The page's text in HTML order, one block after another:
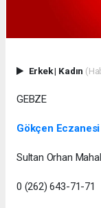
Erkek| Kadın
GEBZE
Gökçen Eczanesi
Sultan Orhan
0 (262) 643-71-71